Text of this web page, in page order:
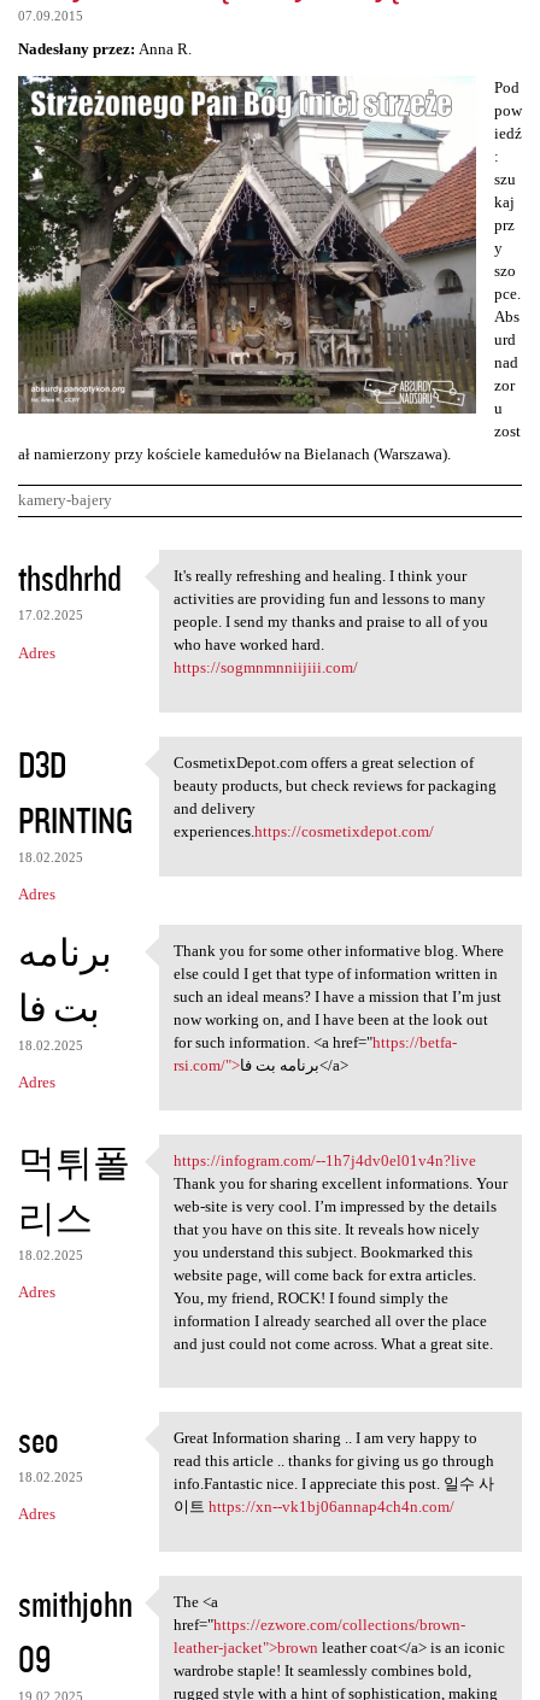
07.09.2015
Nadesłany przez: Anna R.
Pod
pow
iedź
:
szu
kaj
prz
y
szo
pce.
Abs
urd
nad
zor
u
zost
ał namierzony przy kościele kamedułów na Bielanach (Warszawa).
kamery-bajery
K
o
m
e
a
r
z
e
thsdhrhd
17.02.2025
Adres
It's really refreshing and
It's really refreshing and healing. I think your
activities are providing fun and lessons to many
people. I send my thanks and praise to all of you
who have worked hard.
https://sogmnmnniijiii.com/
D3D
PRINTING
18.02.2025
Adres
CosmetixDepot.com offers a
CosmetixDepot.com offers a great selection of
beauty products, but check reviews for packaging
and delivery
experiences.https://cosmetixdepot.com/
برنامه
بت فا
18.02.2025
Adres
Thank you for some other
Thank you for some other informative blog. Where
else could I get that type of information written in
such an ideal means? I have a mission that I’m just
now working on, and I have been at the look out
for such information. <a href="https://betfa-
rsi.com/">
برنامه بت فا</a>
먹튀폴
리스
18.02.2025
Adres
https://infogram.com/-
https://infogram.com/--1h7j4dv0el01v4n?live
Thank you for sharing excellent informations. Your
web-site is very cool. I’m impressed by the details
that you have on this site. It reveals how nicely
you understand this subject. Bookmarked this
website page, will come back for extra articles.
You, my friend, ROCK! I found simply the
information I already searched all over the place
and just could not come across. What a great site.
seo
18.02.2025
Adres
Great Information sharing ..
Great Information sharing .. I am very happy to
read this article .. thanks for giving us go through
info.Fantastic nice. I appreciate this post. 일수 사
이트 https://xn--vk1bj06annap4ch4n.com/
smithjohn
09
19.02.2025
The <a href="https://ezwore
The <a
href="https://ezwore.com/collections/brown-
leather-jacket">brown leather coat</a> is an iconic
wardrobe staple! It seamlessly combines bold,
rugged style with a hint of sophistication, making